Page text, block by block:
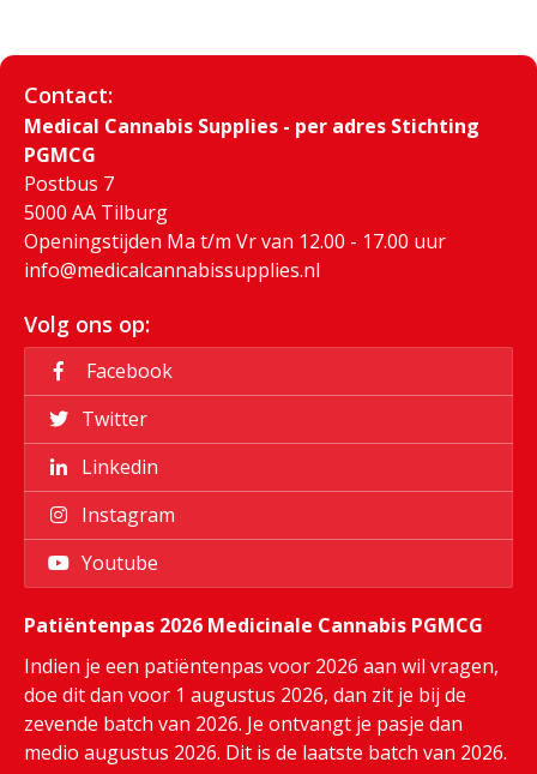
Contact:
Medical Cannabis Supplies - per adres Stichting
PGMCG
Postbus 7
5000 AA Tilburg
Openingstijden Ma t/m Vr van 12.00 - 17.00 uur
info@medicalcannabissupplies.nl
Volg ons op:
Facebook
Twitter
Linkedin
Instagram
Youtube
Patiëntenpas 2026 Medicinale Cannabis PGMCG
Indien je een patiëntenpas voor 2026 aan wil vragen,
doe dit dan voor 1 augustus 2026, dan zit je bij de
zevende batch van 2026. Je ontvangt je pasje dan
medio augustus 2026. Dit is de laatste batch van 2026.